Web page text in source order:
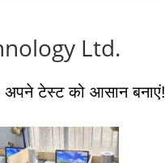
Ltd.
अपने टेस्ट को आसान बनाएं!